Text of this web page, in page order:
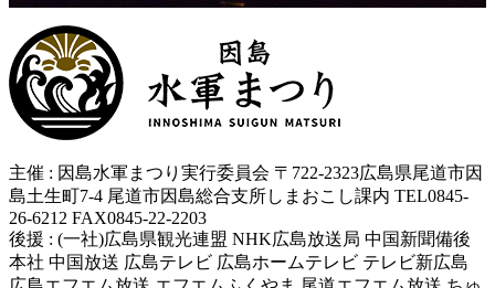
主催 : 因島水軍まつり実行委員会 〒722-2323広島県尾道市因
島土生町7-4 尾道市因島総合支所しまおこし課内 TEL0845-
26-6212 FAX0845-22-2203
後援 : (一社)広島県観光連盟 NHK広島放送局 中国新聞備後
本社 中国放送 広島テレビ 広島ホームテレビ テレビ新広島